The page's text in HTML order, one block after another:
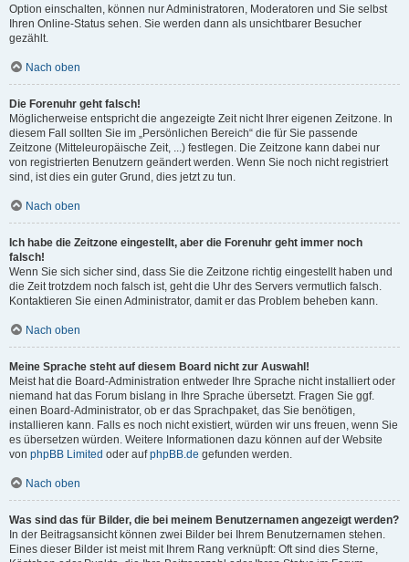
Option einschalten, können nur Administratoren, Moderatoren und Sie selbst
Ihren Online-Status sehen. Sie werden dann als unsichtbarer Besucher
gezählt.
Nach oben
Die Forenuhr geht falsch!
Möglicherweise entspricht die angezeigte Zeit nicht Ihrer eigenen Zeitzone. In
diesem Fall sollten Sie im „Persönlichen Bereich“ die für Sie passende
Zeitzone (Mitteleuropäische Zeit, ...) festlegen. Die Zeitzone kann dabei nur
von registrierten Benutzern geändert werden. Wenn Sie noch nicht registriert
sind, ist dies ein guter Grund, dies jetzt zu tun.
Nach oben
Ich habe die Zeitzone eingestellt, aber die Forenuhr geht immer noch
falsch!
Wenn Sie sich sicher sind, dass Sie die Zeitzone richtig eingestellt haben und
die Zeit trotzdem noch falsch ist, geht die Uhr des Servers vermutlich falsch.
Kontaktieren Sie einen Administrator, damit er das Problem beheben kann.
Nach oben
Meine Sprache steht auf diesem Board nicht zur Auswahl!
Meist hat die Board-Administration entweder Ihre Sprache nicht installiert oder
niemand hat das Forum bislang in Ihre Sprache übersetzt. Fragen Sie ggf.
einen Board-Administrator, ob er das Sprachpaket, das Sie benötigen,
installieren kann. Falls es noch nicht existiert, würden wir uns freuen, wenn Sie
es übersetzen würden. Weitere Informationen dazu können auf der Website
von phpBB Limited oder aufphpBB.de gefunden werden.
Nach oben
Was sind das für Bilder, die bei meinem Benutzernamen angezeigt werden?
In der Beitragsansicht können zwei Bilder bei Ihrem Benutzernamen stehen.
Eines dieser Bilder ist meist mit Ihrem Rang verknüpft: Oft sind dies Sterne,